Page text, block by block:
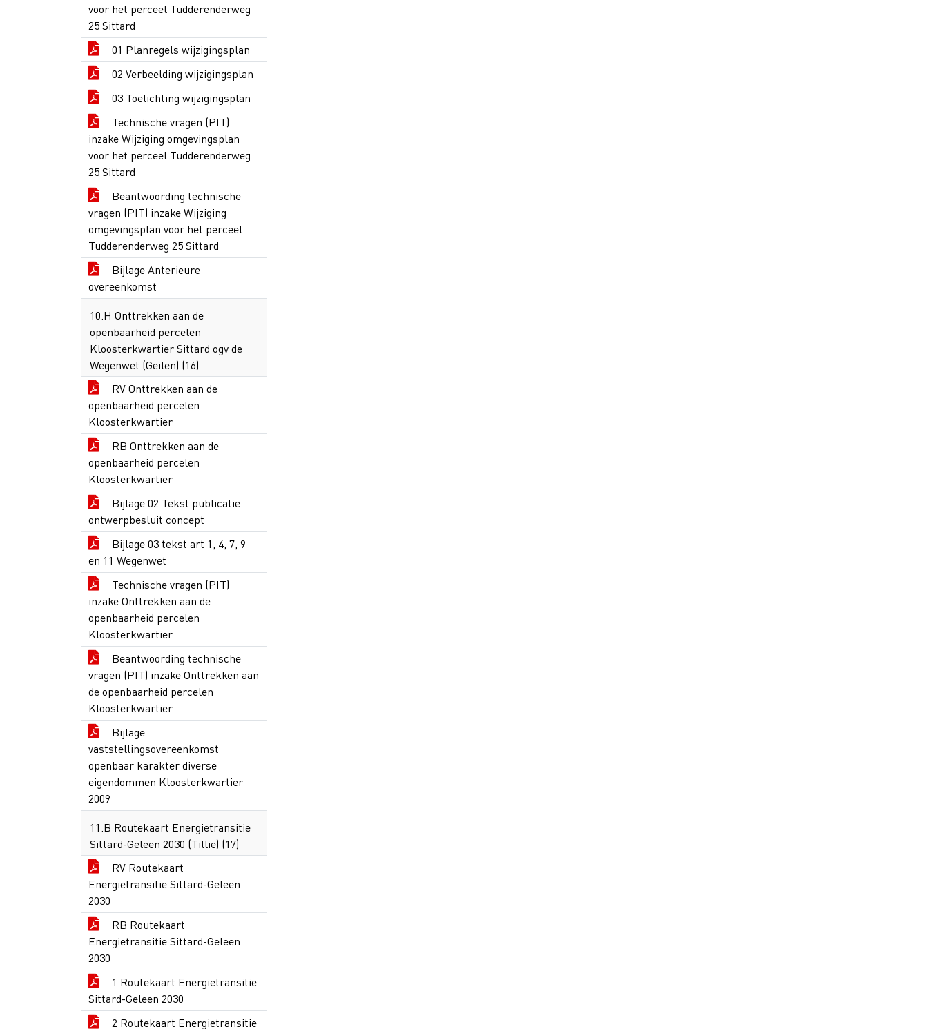
voor het perceel Tudderenderweg
25 Sittard
01 Planregels wijzigingsplan
02 Verbeelding wijzigingsplan
03 Toelichting wijzigingsplan
Technische vragen (PIT)
inzake Wijziging omgevingsplan
voor het perceel Tudderenderweg
25 Sittard
Beantwoording technische
vragen (PIT) inzake Wijziging
omgevingsplan voor het perceel
Tudderenderweg 25 Sittard
Bijlage Anterieure
overeenkomst
10.H Onttrekken aan de
openbaarheid percelen
Kloosterkwartier Sittard ogv de
Wegenwet (Geilen) (16)
RV Onttrekken aan de
openbaarheid percelen
Kloosterkwartier
RB Onttrekken aan de
openbaarheid percelen
Kloosterkwartier
Bijlage 02 Tekst publicatie
ontwerpbesluit concept
Bijlage 03 tekst art 1, 4, 7, 9
en 11 Wegenwet
Technische vragen (PIT)
inzake Onttrekken aan de
openbaarheid percelen
Kloosterkwartier
Beantwoording technische
vragen (PIT) inzake Onttrekken aan
de openbaarheid percelen
Kloosterkwartier
Bijlage
vaststellingsovereenkomst
openbaar karakter diverse
eigendommen Kloosterkwartier
2009
11.B Routekaart Energietransitie
Sittard-Geleen 2030 (Tillie) (17)
RV Routekaart
Energietransitie Sittard-Geleen
2030
RB Routekaart
Energietransitie Sittard-Geleen
2030
1 Routekaart Energietransitie
Sittard-Geleen 2030
2 Routekaart Energietransitie